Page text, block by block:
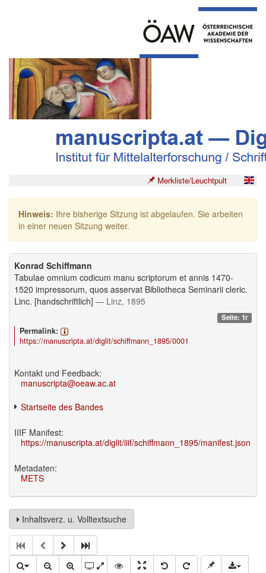
Merkliste/Leuchtpult
Hinweis: Ihre bisherige Sitzung ist abgelaufen. Sie arbeiten
in einer neuen Sitzung weiter.
Konrad Schiffmann
Tabulae omnium codicum manu scriptorum et annis 1470-
1520 impressorum, quos asservat Bibliotheca Seminarii cleric.
Linc. [handschriftlich] — Linz, 1895
Seite: 1r
Permalink:
https://manuscripta.at/diglit/schiffmann_1895/0001
Kontakt und Feedback:
manuscripta@oeaw.ac.at
Startseite des Bandes
IIIF Manifest:
https://manuscripta.at/diglit/iiif/schiffmann_1895/manifest.json
Metadaten:
METS
Inhaltsverz. u. Volltextsuche